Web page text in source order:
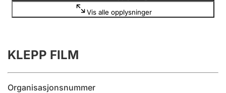
Innsending og forsinkelsesgebyr
Vis alle opplysninger
KLEPP FILM
Organisasjonsnummer